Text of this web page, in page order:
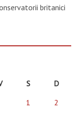
britanici
S
D
1
2